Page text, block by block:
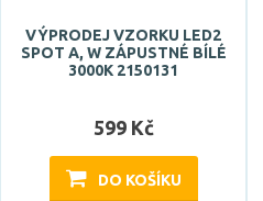
VÝPRODEJ VZORKU LED2
SPOT A, W ZÁPUSTNÉ BÍLÉ
3000K 2150131
599 Kč
DO KOŠÍKU